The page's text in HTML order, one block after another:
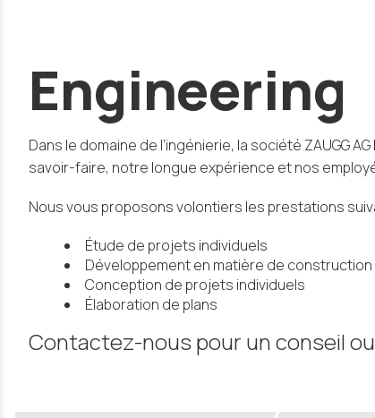
Engineering
Dans le domaine de l’ingénierie, la société ZAUGG
savoir-faire, notre longue expérience et nos
Nous vous proposons volontiers les prestations
Étude de projets individuels
Développement en matière de
Conception de projets individuels
Élaboration de plans
Contactez-nous pour un conseil